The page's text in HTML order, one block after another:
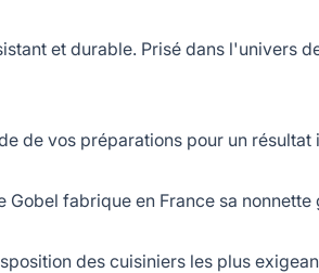
et durable. Prisé dans l'univers
de vos préparations pour un
fabrique en France sa
des cuisiniers les plus